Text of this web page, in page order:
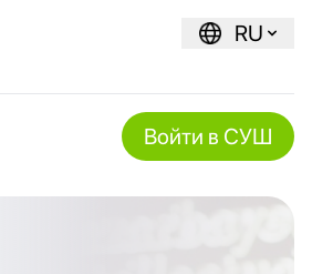
RU
Войти в СУШ